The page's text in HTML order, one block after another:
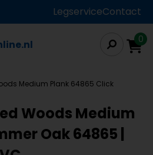
LegserviceContact
0
Medium Plank 64865 Click
Woods Medium
Oak 64865 |